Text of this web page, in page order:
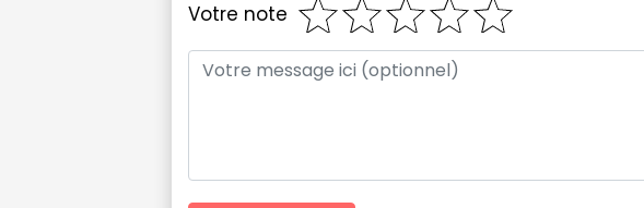
Votre note